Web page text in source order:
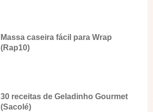
Massa caseira fácil para Wrap
(Rap10)
30 receitas de Geladinho Gourmet
(Sacolé)